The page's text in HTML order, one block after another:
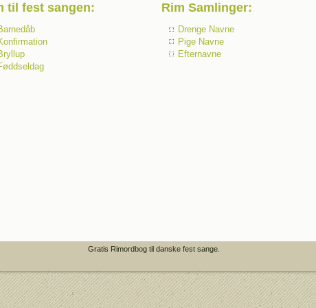
til fest sangen: Rim Samlinger:
Drenge Navne
Pige Navne
Efternavne
Gratis Rimordbog til danske fest sange.